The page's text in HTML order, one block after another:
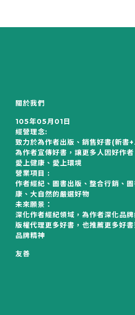
關於我們
105年05月01日
經營理念:
致力於為作者出版、銷售好書(新書
為作者宣傳好書，讓更多人因好作
愛上健康、愛上環境
營業項目 :
作者經紀、圖書出版、整合行銷、
康、大自然的嚴選好物
未來願景：
深化作者經紀領域，為作者深化品
版權代理更多好書，也推薦更多好
品牌精神
友善